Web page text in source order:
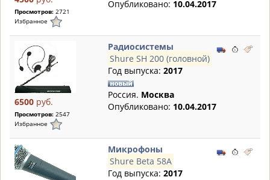
Просмотров: 2721
Избранное
Опубликовано: 10.04.2017
6500 руб.
Просмотров: 2547
Избранное
Радиосистемы
Shure SH 200 (головной)
Год выпуска: 2017
Россия. Москва
Опубликовано: 10.04.2017
Микрофоны
Shure Beta 58A
Год выпуска: 2017